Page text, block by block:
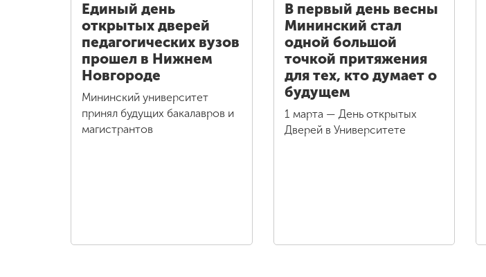
Единый день
открытых дверей
педагогических вузов
прошел в Нижнем
Новгороде
Мининский университет
принял будущих бакалавров и
магистрантов
В первый день весны
Мининский стал
одной большой
точкой притяжения
для тех, кто думает о
будущем
1 марта — День открытых
Дверей в Университете